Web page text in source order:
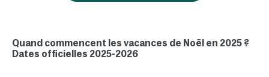
Quand commencent les vacances de Noël en 2025 ?
Dates officielles 2025-2026